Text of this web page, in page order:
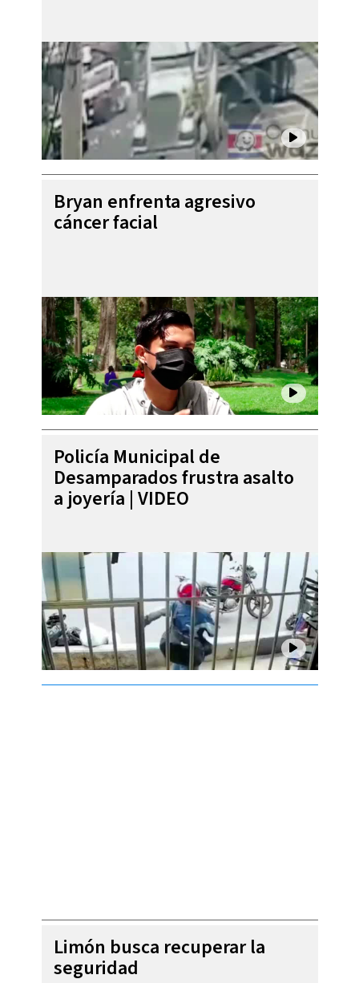
Bryan enfrenta agresivo
cáncer facial
Policía Municipal de
Desamparados frustra asalto
a joyería | VIDEO
Limón busca recuperar la
seguridad